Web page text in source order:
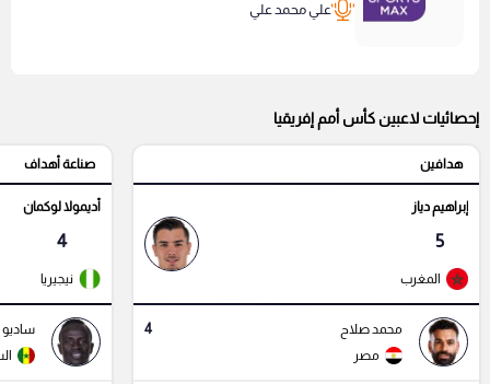
علي محمد علي
إحصائيات لاعبين كأس أمم إفريقيا
هدافين
إبراهيم دياز
5
المغرب
محمد صلاح 4
مصر
صناعة أهداف
أديمولا لوكمان
4
نيجيريا
ساديو